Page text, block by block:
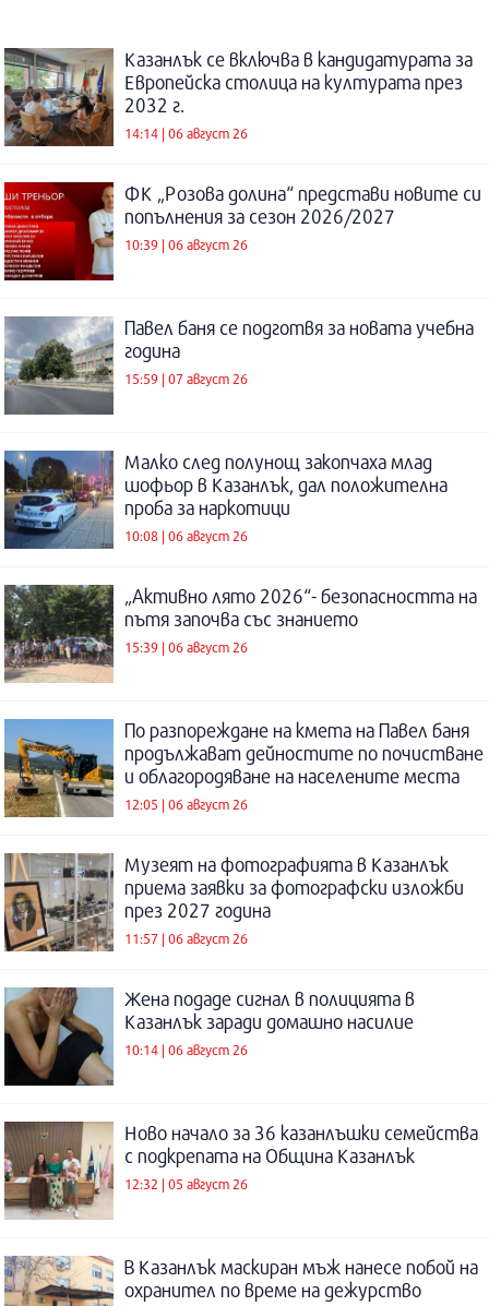
Казанлък се включва в кандидатурата за
Европейска столица на културата през
2032 г.
14:14 | 06 август 26
ФК „Розова долина“ представи новите си
попълнения за сезон 2026/2027
10:39 | 06 август 26
Павел баня се подготвя за новата учебна
година
15:59 | 07 август 26
Малко след полунощ закопчаха млад
шофьор в Казанлък, дал положителна
проба за наркотици
10:08 | 06 август 26
„Активно лято 2026“- безопасността на
пътя започва със знанието
15:39 | 06 август 26
По разпореждане на кмета на Павел баня
продължават дейностите по почистване
и облагородяване на населените места
12:05 | 06 август 26
Музеят на фотографията в Казанлък
приема заявки за фотографски изложби
през 2027 година
11:57 | 06 август 26
Жена подаде сигнал в полицията в
Казанлък заради домашно насилие
10:14 | 06 август 26
Ново начало за 36 казанлъшки семейства
с подкрепата на Община Казанлък
12:32 | 05 август 26
В Казанлък маскиран мъж нанесе побой на
охранител по време на дежурство